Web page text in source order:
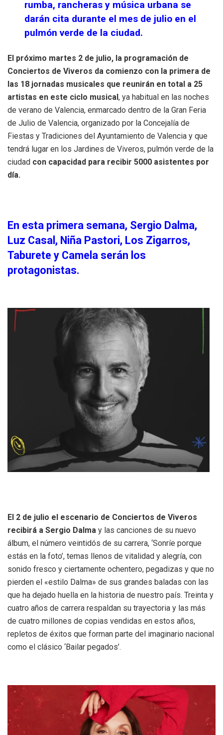
rumba, rancheras y música urbana se
darán cita durante el mes de julio en el
pulmón verde de la ciudad.
El próximo martes 2 de julio, la programación de
Conciertos de Viveros da comienzo con la primera de
las 18 jornadas musicales que reunirán en total a 25
artistas en este ciclo musical , ya habitual en las noches
de verano de Valencia, enmarcado dentro de la Gran Feria
de Julio de Valencia, organizado por la Concejalía de
Fiestas y Tradiciones del Ayuntamiento de Valencia y que
tendrá lugar en los Jardines de Viveros, pulmón verde de la
ciudad con capacidad para recibir 5000 asistentes por
día.
En esta primera semana, Sergio Dalma,
Luz Casal, Niña Pastori, Los Zigarros,
Taburete y Camela serán los
protagonistas.
El 2 de julio el escenario de Conciertos de Viveros
recibirá a Sergio Dalma y las canciones de su nuevo
álbum, el número veintidós de su carrera, ‘Sonríe porque
estás en la foto’, temas llenos de vitalidad y alegría, con
sonido fresco y ciertamente ochentero, pegadizas y que no
pierden el «estilo Dalma» de sus grandes baladas con las
que ha dejado huella en la historia de nuestro país. Treinta y
cuatro años de carrera respaldan su trayectoria y las más
de cuatro millones de copias vendidas en estos años,
repletos de éxitos que forman parte del imaginario nacional
como el clásico ‘Bailar pegados’.